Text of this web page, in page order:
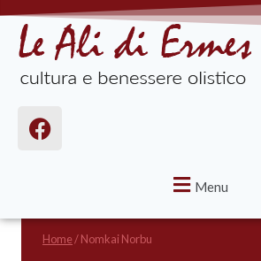
Menu
Home/Nomkai Norbu